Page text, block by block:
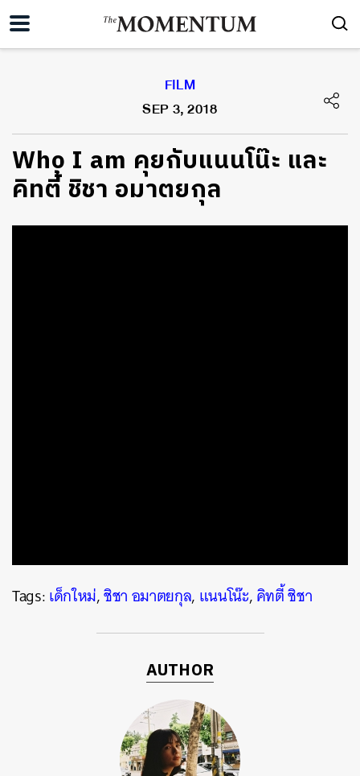
FILM
SEP 3, 2018
Who I am คุยกับแนนโน๊ะ และ
คิทตี้ ชิชา อมาตยกุล
Tags:เด็กใหม่,ชิชา อมาตยกุล, แนนโน๊ะ,คิทตี้ ชิชา
AUTHOR